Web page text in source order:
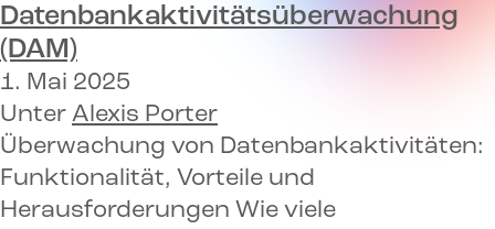
Datenbankaktivitätsüberwachung
(DAM)
1. Mai 2025
Unter Alexis Porter
Überwachung von Datenbankaktivitäten:
Funktionalität, Vorteile und
Herausforderungen Wie viele